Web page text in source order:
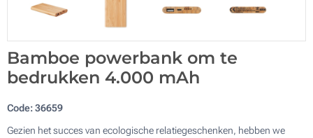
Bamboe powerbank om te
bedrukken 4.000 mAh
Code:36659
Gezien het succes van ecologische relatiegeschenken, hebben we